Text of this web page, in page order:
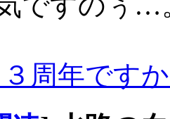
３周年です